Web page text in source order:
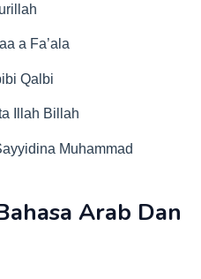
a Fa’ala
Qalbi
Illah Billah
Muhammad
Arab Dan